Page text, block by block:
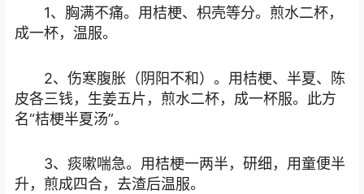
1、胸满不痛。用桔梗、枳壳等分。煎水二杯，
成一杯，温服。
2、伤寒腹胀（阴阳不和）。用桔梗、半夏、陈
皮各三钱，生姜五片，煎水二杯，成一杯服。此方
名“桔梗半夏汤”。
3、痰嗽喘急。用桔梗一两半，研细，用童便半
升，煎成四合，去渣后温服。